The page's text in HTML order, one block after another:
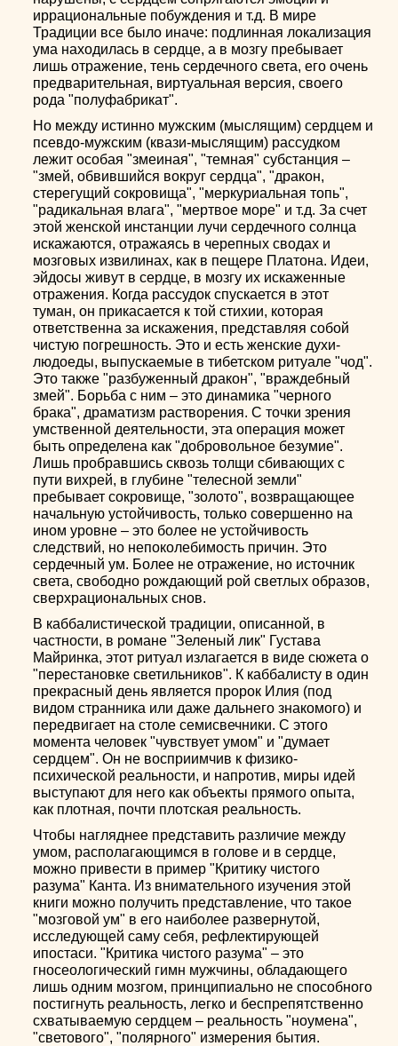
иррациональные побуждения и т.д. В мире
Традиции все было иначе: подлинная локализация
ума находилась в сердце, а в мозгу пребывает
лишь отражение, тень сердечного света, его очень
предварительная, виртуальная версия, своего
рода "полуфабрикат".
Но между истинно мужским (мыслящим) сердцем и
псевдо-мужским (квази-мыслящим) рассудком
лежит особая "змеиная", "темная" субстанция –
"змей, обвившийся вокруг сердца", "дракон,
стерегущий сокровища", "меркуриальная топь",
"радикальная влага", "мертвое море" и т.д. За счет
этой женской инстанции лучи сердечного солнца
искажаются, отражаясь в черепных сводах и
мозговых извилинах, как в пещере Платона. Идеи,
эйдосы живут в сердце, в мозгу их искаженные
отражения. Когда рассудок спускается в этот
туман, он прикасается к той стихии, которая
ответственна за искажения, представляя собой
чистую погрешность. Это и есть женские духи-
людоеды, выпускаемые в тибетском ритуале "чод".
Это также "разбуженный дракон", "враждебный
змей". Борьба с ним – это динамика "черного
брака", драматизм растворения. С точки зрения
умственной деятельности, эта операция может
быть определена как "добровольное безумие".
Лишь пробравшись сквозь толщи сбивающих с
пути вихрей, в глубине "телесной земли"
пребывает сокровище, "золото", возвращающее
начальную устойчивость, только совершенно на
ином уровне – это более не устойчивость
следствий, но непоколебимость причин. Это
сердечный ум. Более не отражение, но источник
света, свободно рождающий рой светлых образов,
сверхрациональных снов.
В каббалистической традиции, описанной, в
частности, в романе "Зеленый лик" Густава
Майринка, этот ритуал излагается в виде сюжета о
"перестановке светильников". К каббалисту в один
прекрасный день является пророк Илия (под
видом странника или даже дальнего знакомого) и
передвигает на столе семисвечники. С этого
момента человек "чувствует умом" и "думает
сердцем". Он не восприимчив к физико-
психической реальности, и напротив, миры идей
выступают для него как объекты прямого опыта,
как плотная, почти плотская реальность.
Чтобы нагляднее представить различие между
умом, располагающимся в голове и в сердце,
можно привести в пример "Критику чистого
разума" Канта. Из внимательного изучения этой
книги можно получить представление, что такое
"мозговой ум" в его наиболее развернутой,
исследующей саму себя, рефлектирующей
ипостаси. "Критика чистого разума" – это
гносеологический гимн мужчины, обладающего
лишь одним мозгом, принципиально не способного
постигнуть реальность, легко и беспрепятственно
схватываемую сердцем – реальность "ноумена",
"светового", "полярного" измерения бытия.